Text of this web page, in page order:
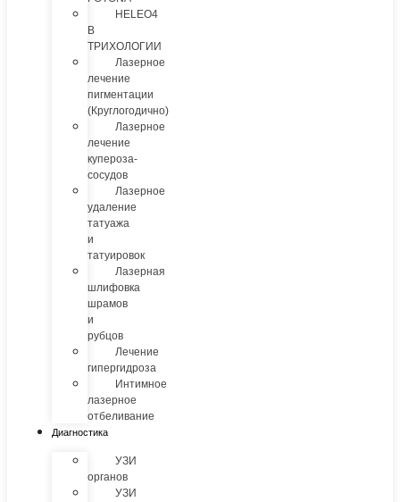
HELEO4
В
ТРИХОЛОГИИ
Лазерное
лечение
пигментации
(Круглогодично)
Лазерное
лечение
купероза-
сосудов
Лазерное
удаление
татуажа
и
татуировок
Лазерная
шлифовка
шрамов
и
рубцов
Лечение
гипергидроза
Интимное
лазерное
отбеливание
Диагностика
УЗИ
органов
УЗИ